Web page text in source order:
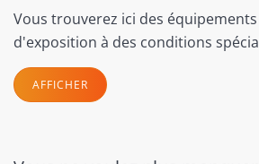
Vous trouverez ici des
d'exposition à des conditions
AFFICHER